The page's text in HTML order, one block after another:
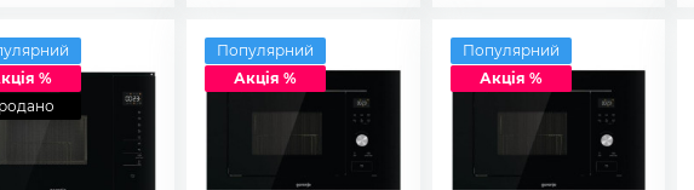
%
Популярний
Акція %
Популярний
Акція %